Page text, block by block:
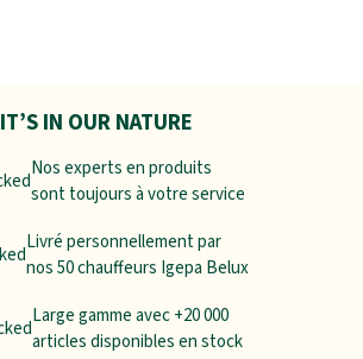
IT’S IN OUR NATURE
Nos experts en produits
sont toujours à votre service
Livré personnellement par
nos 50 chauffeurs Igepa Belux
Large gamme avec +20 000
articles disponibles en stock